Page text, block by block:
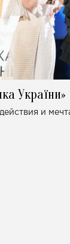
України»
и